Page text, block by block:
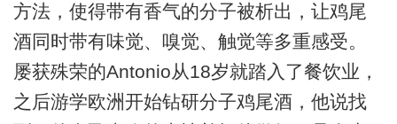
方法，使得带有香气的分子被析出，让鸡尾
酒同时带有味觉、嗅觉、触觉等多重感受。
屡获殊荣的Antonio从18岁就踏入了餐饮业，
之后游学欧洲开始钻研分子鸡尾酒，他说找